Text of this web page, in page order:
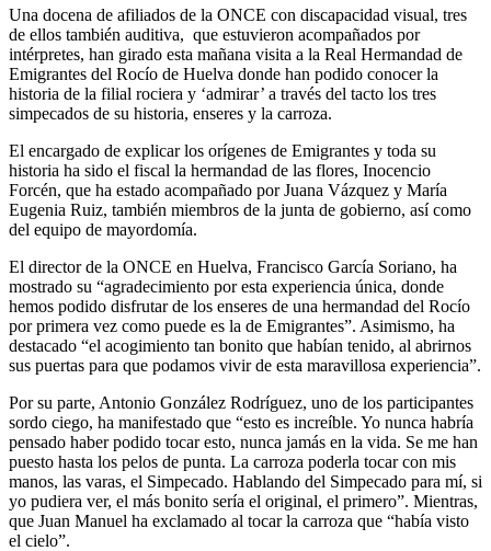
Una docena de afiliados de la ONCE con discapacidad visual, tres
de ellos también auditiva, que estuvieron acompañados por
intérpretes, han girado esta mañana visita a la Real Hermandad de
Emigrantes del Rocío de Huelva donde han podido conocer la
historia de la filial rociera y ‘admirar’ a través del tacto los tres
simpecados de su historia, enseres y la carroza.
El encargado de explicar los orígenes de Emigrantes y toda su
historia ha sido el fiscal la hermandad de las flores, Inocencio
Forcén, que ha estado acompañado por Juana Vázquez y María
Eugenia Ruiz, también miembros de la junta de gobierno, así como
del equipo de mayordomía.
El director de la ONCE en Huelva, Francisco García Soriano, ha
mostrado su “agradecimiento por esta experiencia única, donde
hemos podido disfrutar de los enseres de una hermandad del Rocío
por primera vez como puede es la de Emigrantes”. Asimismo, ha
destacado “el acogimiento tan bonito que habían tenido, al abrirnos
sus puertas para que podamos vivir de esta maravillosa experiencia”.
Por su parte, Antonio González Rodríguez, uno de los participantes
sordo ciego, ha manifestado que “esto es increíble. Yo nunca habría
pensado haber podido tocar esto, nunca jamás en la vida. Se me han
puesto hasta los pelos de punta. La carroza poderla tocar con mis
manos, las varas, el Simpecado. Hablando del Simpecado para mí, si
yo pudiera ver, el más bonito sería el original, el primero”. Mientras,
que Juan Manuel ha exclamado al tocar la carroza que “había visto
el cielo”.
¿Cuándo se construyó la primera ermita?
El traslado cada siete años
¿Cuales son los actos principales que se celebran en el
Rocío?
Quiero hacer el camino,¿que tengo que hacer?
En el Rocío, ¿dónde me alojo?